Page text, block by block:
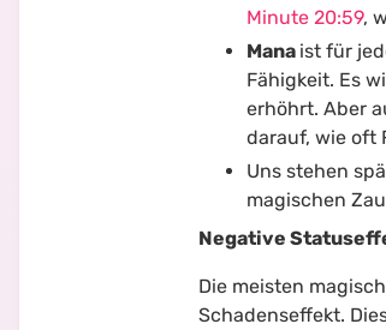
Minute 20:59,
Mana ist für
Fähigkeit. Es
erhöhrt. Aber
darauf, wie oft
Uns stehen
magischen
Negative
Die meisten
Schadenseffekt.